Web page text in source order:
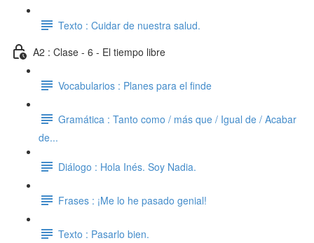
Texto : Cuidar de nuestra salud.
A2 : Clase - 6 - El tiempo libre
Vocabularios : Planes para el finde
Gramática : Tanto como / más que / Igual de / Acabar
de...
Diálogo : Hola Inés. Soy Nadia.
Frases : ¡Me lo he pasado genial!
Texto : Pasarlo bien.